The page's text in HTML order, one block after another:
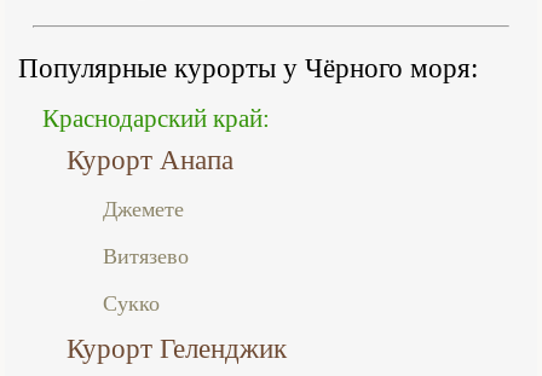
Популярные курорты у Чёрного моря:
Краснодарский край:
Курорт Анапа
Джемете
Витязево
Сукко
Курорт Геленджик